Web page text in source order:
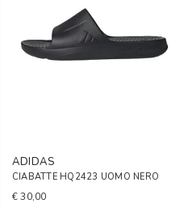
ADIDAS
CIABATTE HQ2423 UOMO NERO
€ 30,00